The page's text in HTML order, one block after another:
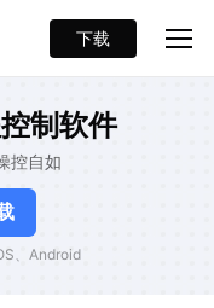
下载
制软件
控自如
、Android